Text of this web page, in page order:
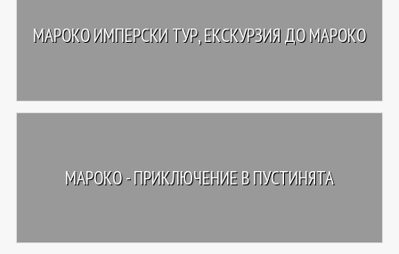
МАРОКО ИМПЕРСКИ ТУР, ЕКСКУРЗИЯ ДО МАРОКО
МАРОКО - ПРИКЛЮЧЕНИЕ В ПУСТИНЯТА